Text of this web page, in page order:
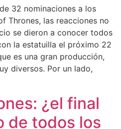
32 nominaciones a los
Thrones, las reacciones no
se dieron a conocer todos
la estatuilla el próximo 22
es una gran producción,
diversos. Por un lado,
¿el final
de todos los